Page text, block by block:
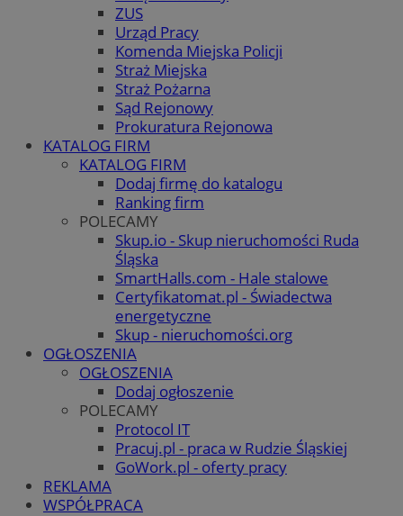
ZUS
Urząd Pracy
Komenda Miejska Policji
Straż Miejska
Straż Pożarna
Sąd Rejonowy
Prokuratura Rejonowa
KATALOG FIRM
KATALOG FIRM
Dodaj firmę do katalogu
Ranking firm
POLECAMY
Skup.io - Skup nieruchomości Ruda
Śląska
SmartHalls.com - Hale stalowe
Certyfikatomat.pl - Świadectwa
energetyczne
Skup - nieruchomości.org
OGŁOSZENIA
OGŁOSZENIA
Dodaj ogłoszenie
POLECAMY
Protocol IT
Pracuj.pl - praca w Rudzie Śląskiej
GoWork.pl - oferty pracy
REKLAMA
WSPÓŁPRACA